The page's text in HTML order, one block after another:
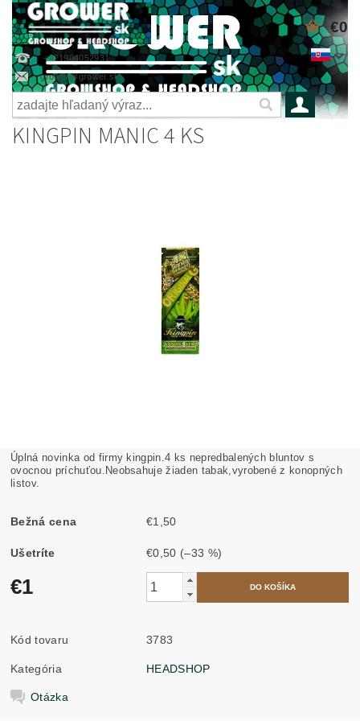
+421904052931
grower@grower.sk
€0
KINGPIN MANIC 4 KS
Úplná novinka od firmy kingpin.4 ks nepredbalených bluntov s
ovocnou príchuťou.Neobsahuje žiaden tabak,vyrobené z konopných
listov.
Bežná cena €1,50
Ušetríte €0,50 (–33 %)
€1
Kód tovaru 3783
Kategória HEADSHOP
Otázka